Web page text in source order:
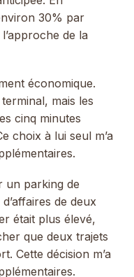
30% par
de la
économique.
mais les
cinq minutes
choix à lui seul m’a
un parking de
de deux
était plus élevé,
que deux trajets
Cette décision m’a